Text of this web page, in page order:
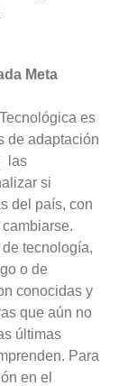
Meta
es
de adaptación
las
si
del país, con
tecnología,
o de
conocidas y
que aún no
últimas
Para
en el